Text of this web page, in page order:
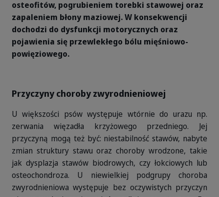
osteofitów, pogrubieniem torebki stawowej oraz
zapaleniem błony maziowej. W konsekwencji
dochodzi do dysfunkcji motorycznych oraz
pojawienia się przewlekłego bólu mięśniowo-
powięziowego.
Przyczyny choroby zwyrodnieniowej
U większości psów występuje wtórnie do urazu np.
zerwania więzadła krzyżowego przedniego. Jej
przyczyną mogą też być: niestabilność stawów, nabyte
zmian struktury stawu oraz choroby wrodzone, takie
jak dysplazja stawów biodrowych, czy łokciowych lub
osteochondroza. U niewielkiej podgrupy choroba
zwyrodnieniowa występuje bez oczywistych przyczyn